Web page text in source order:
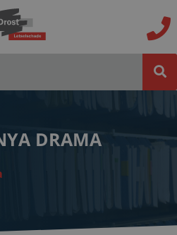
DRAMA